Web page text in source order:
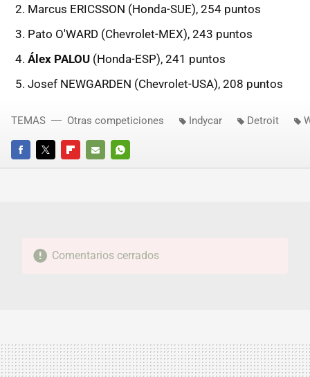
Marcus ERICSSON (Honda-SUE), 254 puntos
Pato O'WARD (Chevrolet-MEX), 243 puntos
Álex PALOU (Honda-ESP), 241 puntos
Josef NEWGARDEN (Chevrolet-USA), 208 puntos
FACEBOOKTWITTERFLIPBOARD
E-
WHATSAPP
TEMAS Otras competiciones Indycar Detroit
Comentarios cerrados